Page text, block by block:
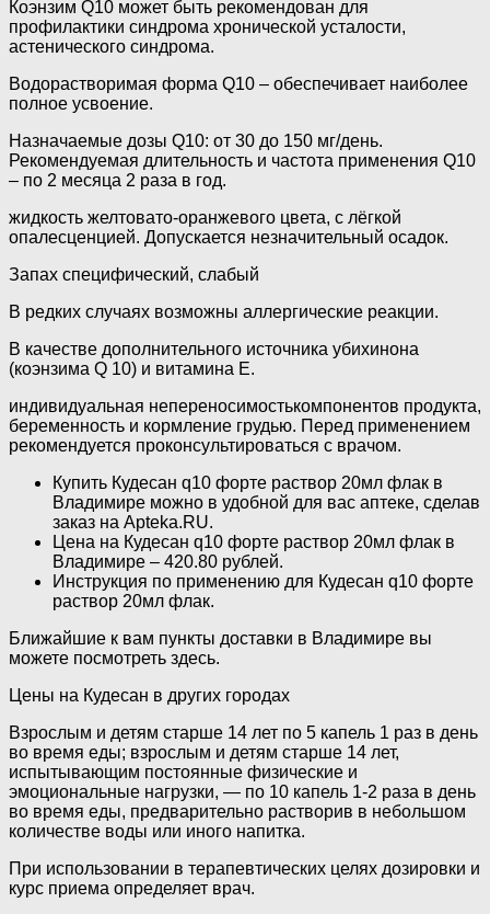
Коэнзим Q10 может быть рекомендован для
профилактики синдрома хронической усталости,
астенического синдрома.
Водорастворимая форма Q10 – обеспечивает наиболее
полное усвоение.
Назначаемые дозы Q10: от 30 до 150 мг/день.
Рекомендуемая длительность и частота применения Q10
– по 2 месяца 2 раза в год.
жидкость желтовато-оранжевого цвета, с лёгкой
опалесценцией. Допускается незначительный осадок.
Запах специфический, слабый
В редких случаях возможны аллергические реакции.
В качестве дополнительного источника убихинона
(коэнзима Q 10) и витамина Е.
индивидуальная непереносимостькомпонентов продукта,
беременность и кормление грудью. Перед применением
рекомендуется проконсультироваться с врачом.
Купить Кудесан q10 форте раствор 20мл флак в
Владимире можно в удобной для вас аптеке, сделав
заказ на Apteka.RU.
Цена на Кудесан q10 форте раствор 20мл флак в
Владимире – 420.80 рублей.
Инструкция по применению для Кудесан q10 форте
раствор 20мл флак.
Ближайшие к вам пункты доставки в Владимире вы
можете посмотреть здесь.
Цены на Кудесан в других городах
Взрослым и детям старше 14 лет по 5 капель 1 раз в день
во время еды; взроcлым и детям старше 14 лет,
испытывающим постоянные физические и
эмоциональные нагрузки, — по 10 капель 1-2 раза в день
во время еды, предварительно растворив в небольшом
количестве воды или иного напитка.
При использовании в терапевтических целях дозировки и
курс приема определяет врач.